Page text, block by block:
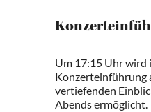
Um 17:15 Uhr wird
Konzerteinführung
vertiefenden
Abends ermöglicht.